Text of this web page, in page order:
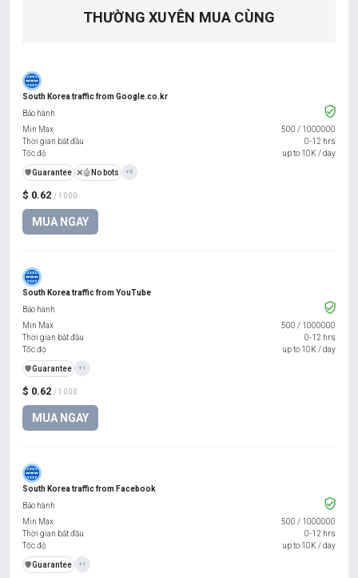
THƯỜNG XUYÊN MUA CÙNG
South Korea traffic from Google.co.kr
$ 0.62 / 1000
MUA NGAY
Bảo hành
Min Max
500 / 1000000
Thời gian bắt đầu
0-12 hrs
Tốc độ
up to 10K / day
️🛡️Guarantee ❌🤖 No bots +5
South Korea traffic from YouTube
$ 0.62 / 1000
MUA NGAY
Bảo hành
Min Max
500 / 1000000
Thời gian bắt đầu
0-12 hrs
Tốc độ
up to 10K / day
️🛡️Guarantee +1
South Korea traffic from Facebook
Bảo hành
Min Max
500 / 1000000
Thời gian bắt đầu
0-12 hrs
Tốc độ
up to 10K / day
️🛡️Guarantee +1